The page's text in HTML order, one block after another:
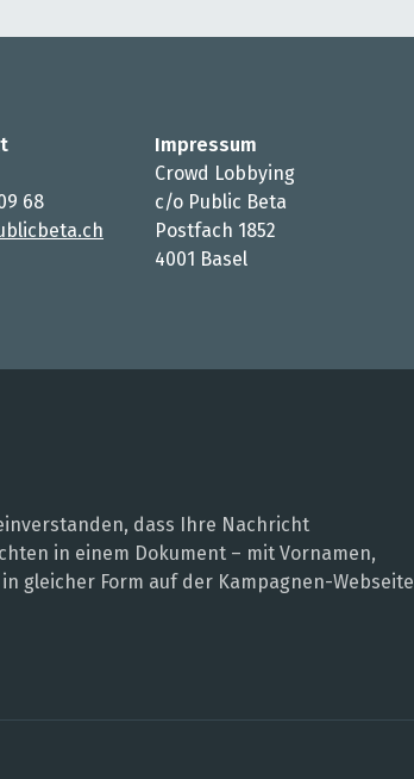
68
Impressum
Crowd Lobbying
c/o Public Beta
Postfach 1852
4001 Basel
dass Ihre Nachricht
in einem Dokument – mit Vornamen,
gleicher Form auf der Kampagnen-Webseite